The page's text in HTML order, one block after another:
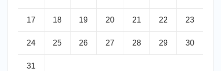
17 18 19 20 21 22 23
24 25 26 27 28 29 30
31